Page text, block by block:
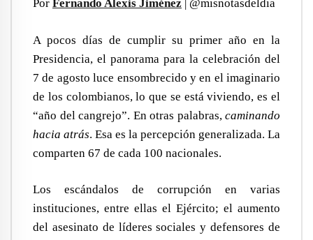
Por Fernando Alexis Jiménez | @misnotasdeldia
A pocos días de cumplir su primer año en la
Presidencia, el panorama para la celebración del
7 de agosto luce ensombrecido y en el imaginario
de los colombianos, lo que se está viviendo, es el
“año del cangrejo”. En otras palabras, caminando
hacia atrás. Esa es la percepción generalizada. La
comparten 67 de cada 100 nacionales.
Los escándalos de corrupción en varias
instituciones, entre ellas el Ejército; el aumento
del asesinato de líderes sociales y defensores de